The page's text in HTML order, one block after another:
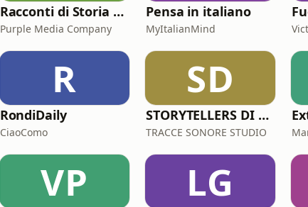
Racconti di Storia Podcast
Purple Media Company
Pensa in italiano
MyItalianMind
R
RondiDaily
CiaoComo
SD
STORYTELLERS DI TRACCESONORE STUDIO
TRACCE SONORE STUDIO
VP LG